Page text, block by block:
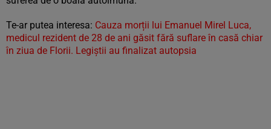
Te-ar putea interesa: Cauza morții lui Emanuel Mirel Luca,
medicul rezident de 28 de ani găsit fără suflare în casă chiar
în ziua de Florii. Legiștii au finalizat autopsia